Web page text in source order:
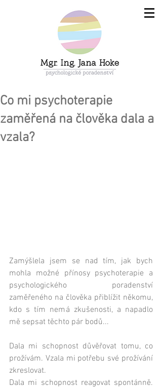
Co mi psychoterapie
zaměřená na člověka dala a
vzala?
Zamýšlela jsem se nad tím, jak bych
mohla možné přínosy psychoterapie a
psychologického poradenství
zaměřeného na člověka přiblížit někomu,
kdo s tím nemá zkušenosti, a napadlo
mě sepsat těchto pár bodů...
Dala mi schopnost důvěřovat tomu, co
prožívám. Vzala mi potřebu své prožívání
zkreslovat.
Dala mi schopnost reagovat spontánně.